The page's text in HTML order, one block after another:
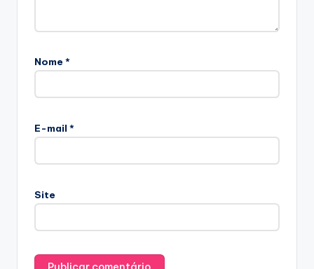
Nome *
E-mail *
Site